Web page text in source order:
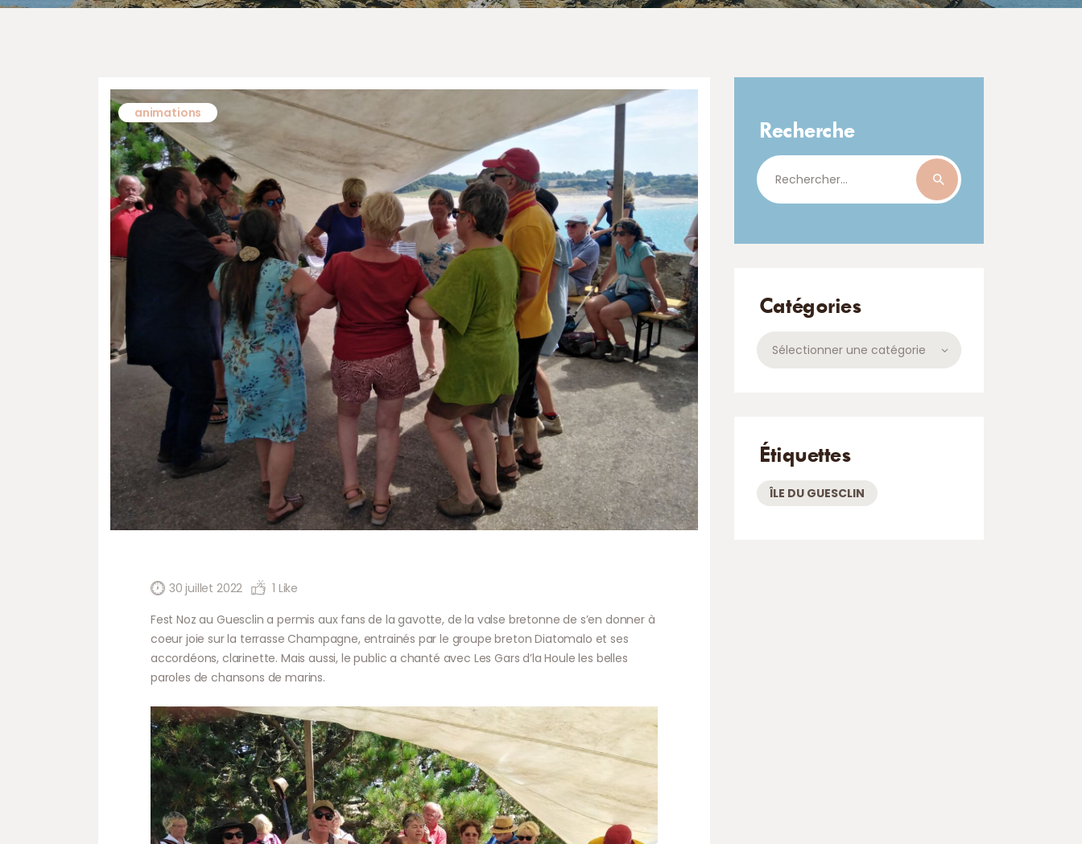
animations
30 juillet 2022 1 Like
Fest Noz au Guesclin a permis aux fans de la gavotte, de la valse bretonne de s’en donner à
coeur joie sur la terrasse Champagne, entrainés par le groupe breton Diatomalo et ses
accordéons, clarinette. Mais aussi, le public a chanté avec Les Gars d’la Houle les belles
paroles de chansons de marins.
Recherche
Rechercher :
Catégories
Catégories
Étiquettes
ÎLE DU GUESCLIN